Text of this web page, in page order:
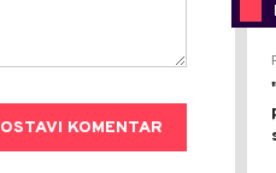
OSTAVI KOMENTAR